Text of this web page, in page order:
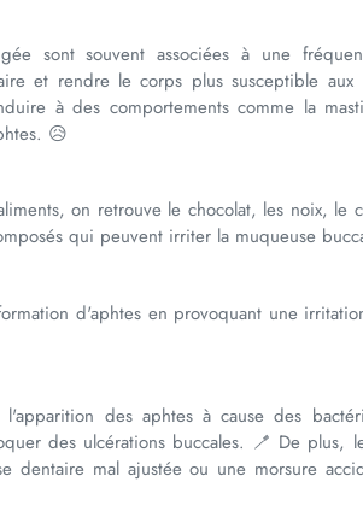
sont souvent associées à une
et rendre le corps plus susceptible
à des comportements comme la
😥
on retrouve le chocolat, les noix, le
qui peuvent irriter la muqueuse
d'aphtes en provoquant une
des aphtes à cause des
des ulcérations buccales. 🪥 De plus,
mal ajustée ou une morsure